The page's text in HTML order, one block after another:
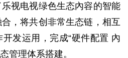
视电视绿色生态內容的智能
，将共创非常生态链，相互
发运用，完成“硬件配置 內
管理体系搭建。